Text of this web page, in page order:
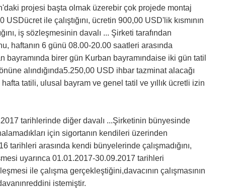
projesi başta olmak üzerebir çok projede montaj
ile çalıştığını, ücretin 900,00 USD'lik kısmının
iş sözleşmesinin davalı ... Şirketi tarafından
haftanın 6 günü 08.00-20.00 saatleri arasında
bayramında birer gün Kurban bayramındaise iki gün tatil
alındığında5.250,00 USD ihbar tazminat alacağı
tatili, ulusal bayram ve genel tatil ve yıllık ücretli izin
tarihlerinde diğer davalı ...Şirketinin bünyesinde
için sigortanın kendileri üzerinden
tarihleri arasında kendi bünyelerinde çalışmadığını,
uyarınca 01.01.2017-30.09.2017 tarihleri
ile çalışma gerçekleştiğini,davacının çalışmasının
istemiştir.